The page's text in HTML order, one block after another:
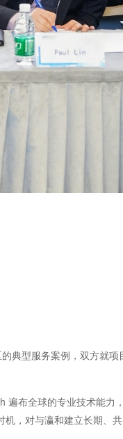
典型服务案例，双方就
布全球的专业技术能力
，对与瀛和建立长期、共